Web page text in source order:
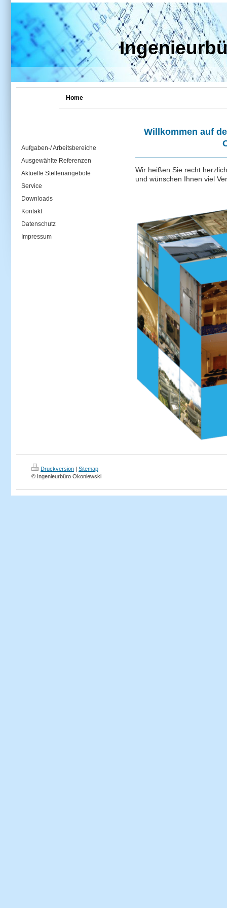
Home
Aufgaben-/ Arbeitsbereiche
Ausgewählte Referenzen
Aktuelle Stellenangebote
Service
Downloads
Kontakt
Datenschutz
Impressum
Willkommen auf
Wir heißen Sie recht
und wünschen Ihnen viel
Druckversion | Sitemap
© Ingenieurbüro Okoniewski